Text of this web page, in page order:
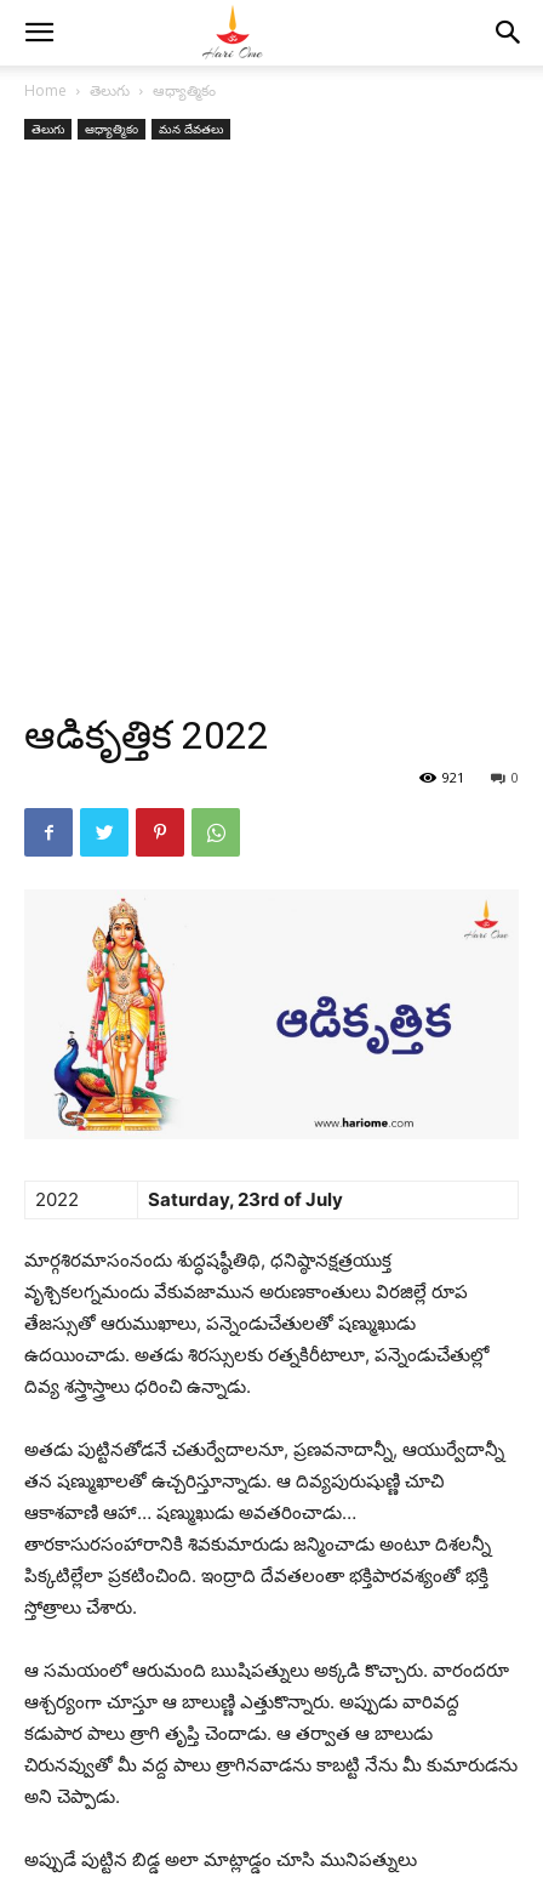
Home తెలుగు ఆధ్యాత్మికం
తెలుగు ఆధ్యాత్మికం మన దేవతలు
ఆడికృత్తిక 2022
0
921
2022 Saturday, 23rd of July
మార్గశిరమాసంనందు శుద్ధషష్ఠీతిథి, ధనిష్ఠానక్షత్రయుక్త
వృశ్చికలగ్నమందు వేకువజామున అరుణకాంతులు విరజిల్లే రూప
తేజస్సుతో ఆరుముఖాలు, పన్నెండుచేతులతో షణ్ముఖుడు
ఉదయించాడు. అతడు శిరస్సులకు రత్నకిరీటాలూ, పన్నెండుచేతుల్లో
దివ్య శస్త్రాస్త్రాలు ధరించి ఉన్నాడు.
అతడు పుట్టినతోడనే చతుర్వేదాలనూ, ప్రణవనాదాన్నీ, ఆయుర్వేదాన్నీ
తన షణ్ముఖాలతో ఉచ్చరిస్తూన్నాడు. ఆ దివ్యపురుషుణ్ణి చూచి
ఆకాశవాణి ఆహా… షణ్ముఖుడు అవతరించాడు…
తారకాసురసంహారానికి శివకుమారుడు జన్మించాడు అంటూ దిశలన్నీ
పిక్కటిల్లేలా ప్రకటించింది. ఇంద్రాది దేవతలంతా భక్తిపారవశ్యంతో భక్తి
స్తోత్రాలు చేశారు.
ఆ సమయంలో ఆరుమంది ఋషిపత్నులు అక్కడి కొచ్చారు. వారందరూ
ఆశ్చర్యంగా చూస్తూ ఆ బాలుణ్ణి ఎత్తుకొన్నారు. అప్పుడు వారివద్ద
కడుపార పాలు త్రాగి తృప్తి చెందాడు. ఆ తర్వాత ఆ బాలుడు
చిరునవ్వుతో మీ వద్ద పాలు త్రాగినవాడను కాబట్టి నేను మీ కుమారుడను
అని చెప్పాడు.
అప్పుడే పుట్టిన బిడ్డ అలా మాట్లాడ్డం చూసి మునిపత్నులు